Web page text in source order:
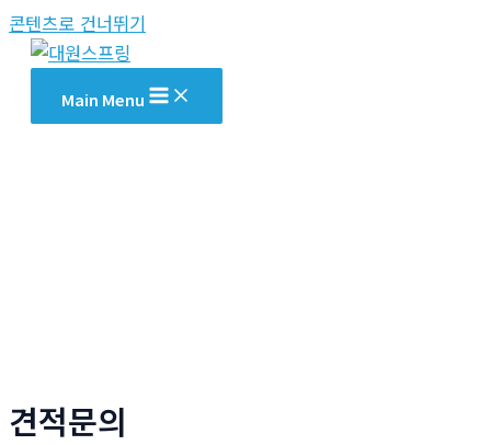
콘텐츠로 건너뛰기
Main Menu
견적문의